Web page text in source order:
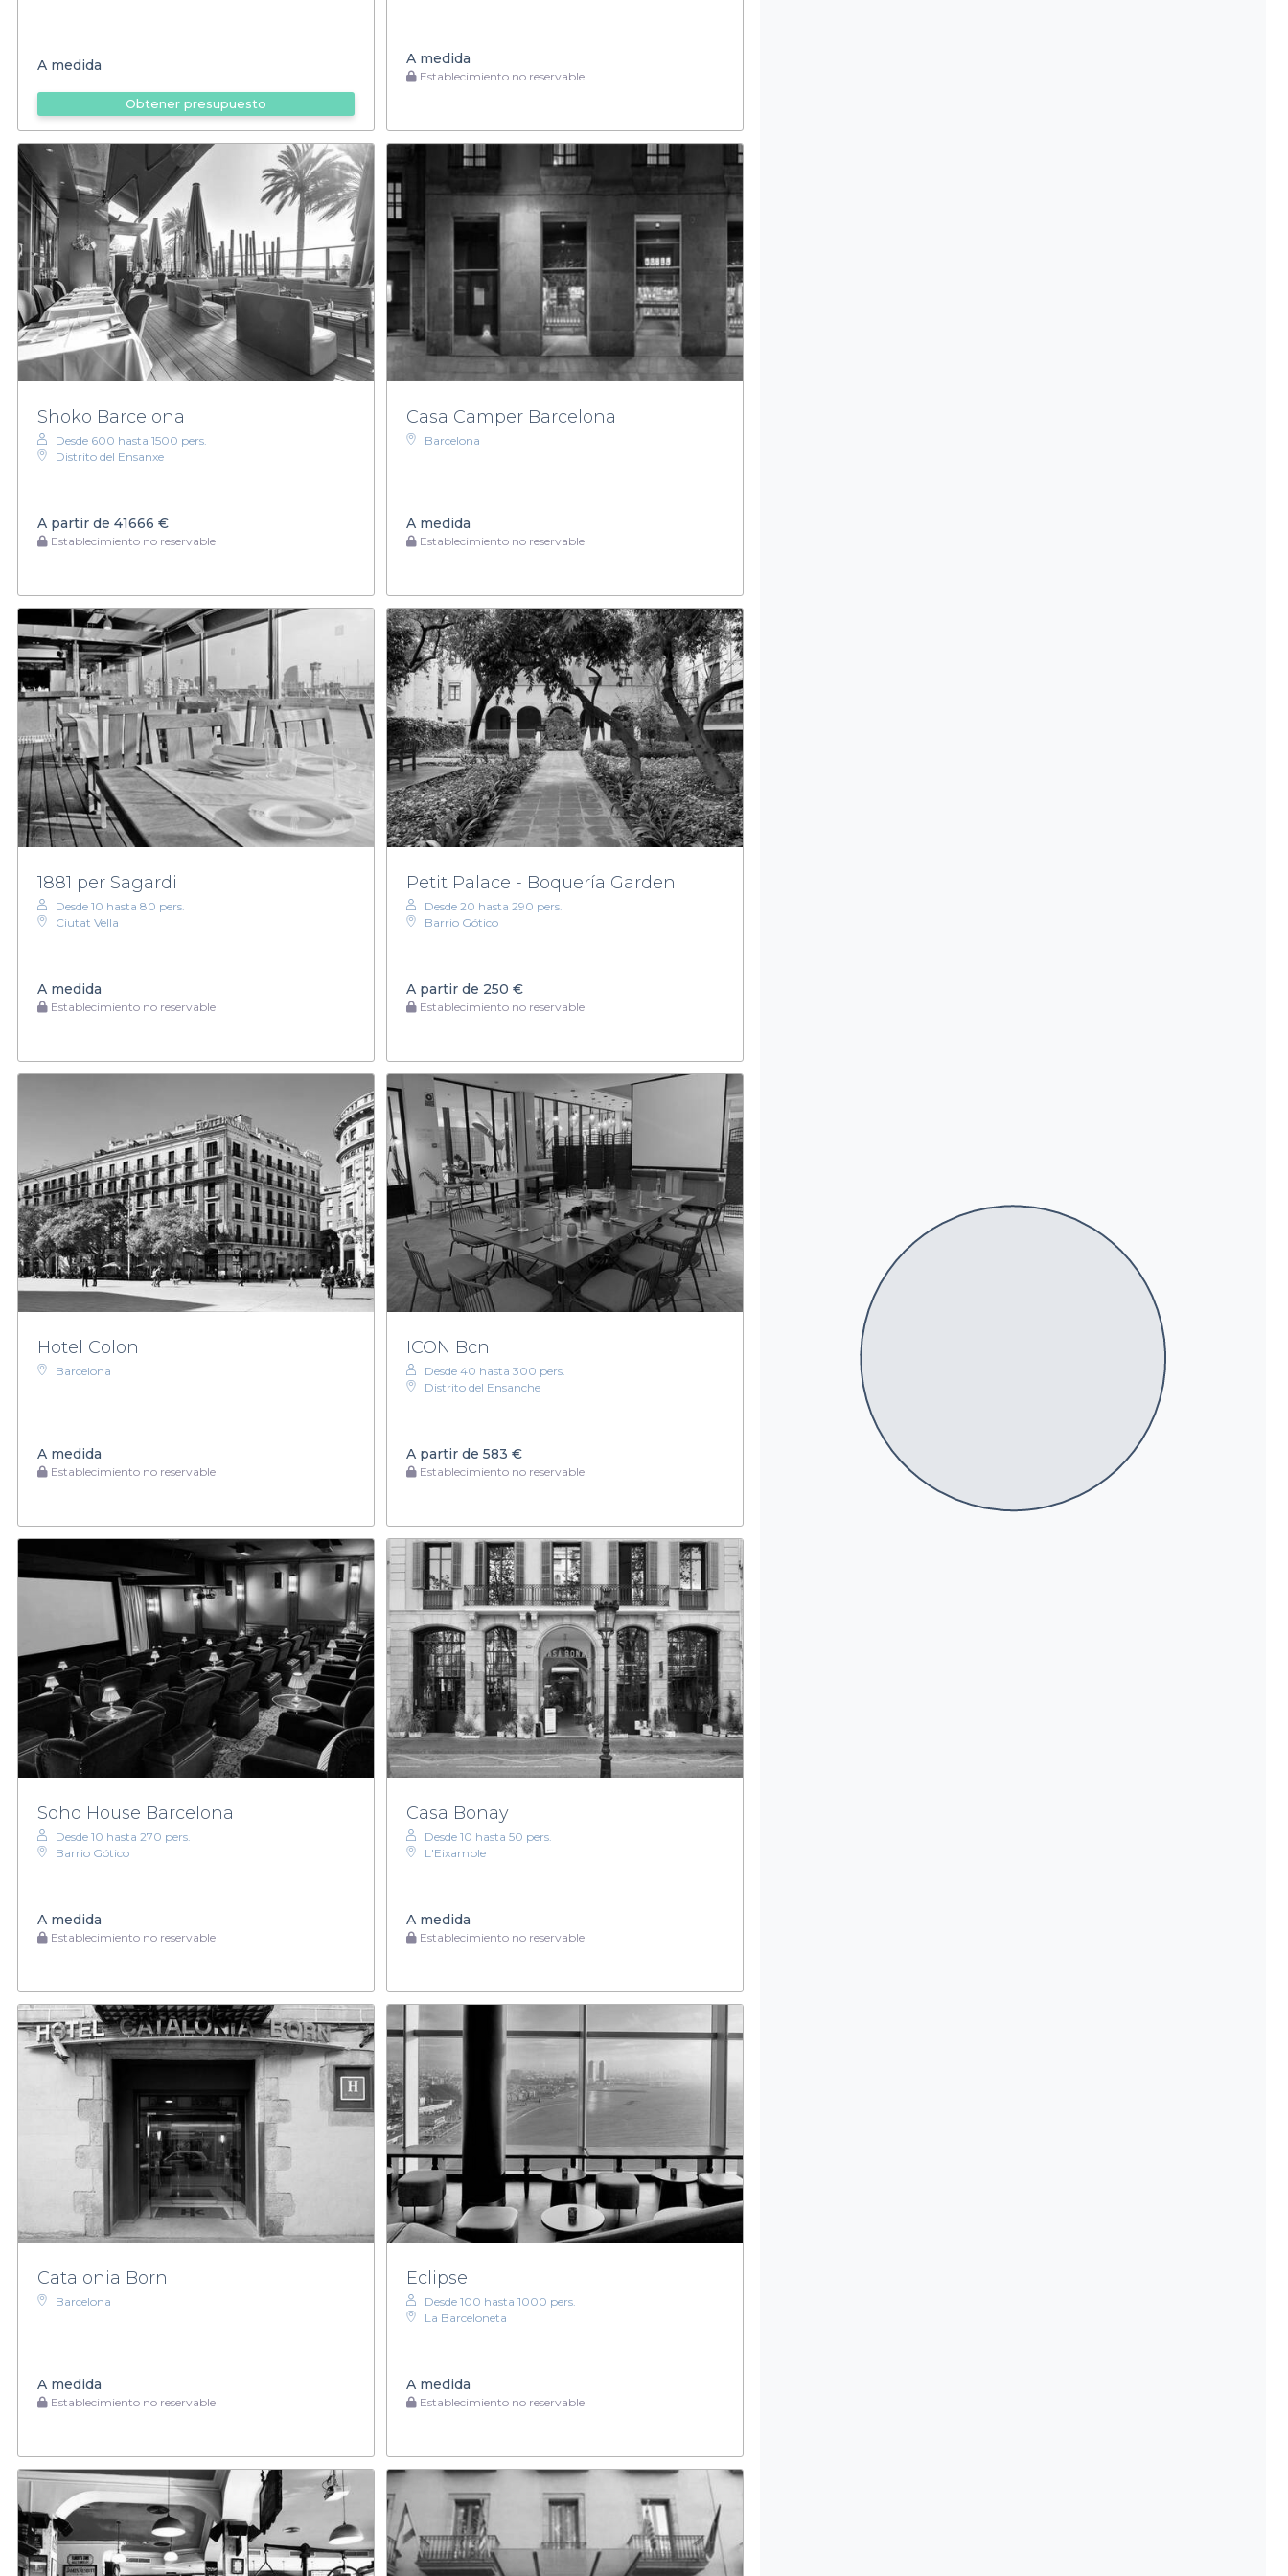
A medida
Obtener presupuesto
A medida
Establecimiento no reservable
Shoko Barcelona
Desde 600 hasta 1500 pers.
Distrito del Ensanxe
A partir de 41666 €
Establecimiento no reservable
Casa Camper Barcelona
Barcelona
A medida
Establecimiento no reservable
1881 per Sagardi
Desde 10 hasta 80 pers.
Ciutat Vella
A medida
Establecimiento no reservable
Petit Palace - Boquería Garden
Desde 20 hasta 290 pers.
Barrio Gótico
A partir de 250 €
Establecimiento no reservable
Hotel Colon
Barcelona
A medida
Establecimiento no reservable
ICON Bcn
Desde 40 hasta 300 pers.
Distrito del Ensanche
A partir de 583 €
Establecimiento no reservable
Soho House Barcelona
Desde 10 hasta 270 pers.
Barrio Gótico
A medida
Establecimiento no reservable
Casa Bonay
Desde 10 hasta 50 pers.
L'Eixample
A medida
Establecimiento no reservable
Catalonia Born
Barcelona
A medida
Establecimiento no reservable
Eclipse
Desde 100 hasta 1000 pers.
La Barceloneta
A medida
Establecimiento no reservable